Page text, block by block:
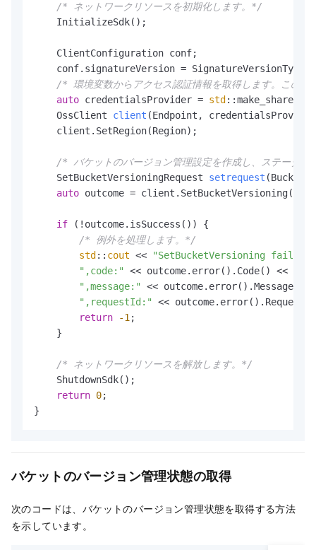
/* ネットワークリソースを初期化します。*/
    InitializeSdk();
    ClientConfiguration conf;
conf.signatureVersion =
/* 環境変数からアクセス認証情報を取得します。このサ
auto credentialsProvider = std
    OssClient
client (Endpoint,
    client.SetRegion(Region);
/* バケットのバージョン管理設定を作成し、ステータ
    SetBucketVersioningRequest
setrequest
auto outcome =
if (!outcome.isSuccess()) {
/* 例外を処理します。*/
std :: cout << "SetBucketVersioning fail"
",code:"
<< outcome.error().Code() <<
",message:"
<< outcome.error().Message()
",requestId:"
<<
return
-1;
    }
/* ネットワークリソースを解放します。*/
    ShutdownSdk();
return 0;
}
バケットのバージョン管理状態の取得
次のコードは、バケットのバージョン管理状態を取得する方法
を示しています。